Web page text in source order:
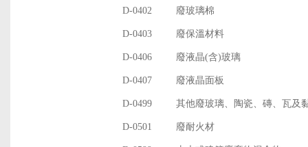
D-0402 廢玻璃棉
D-0403 廢保溫材料
D-0406 廢液晶(含)玻璃
D-0407 廢液晶面板
D-0499 其他廢玻璃、陶瓷、磚、瓦及
D-0501 廢耐火材